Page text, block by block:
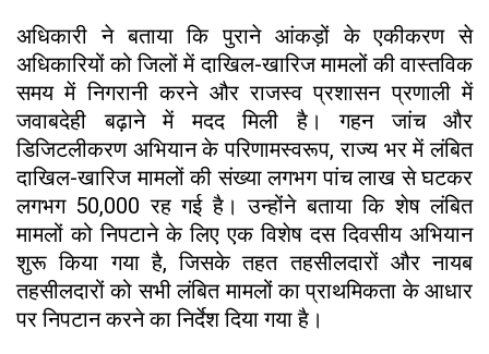
अधिकारी ने बताया कि पुराने आंकड़ों के एकीकरण से
अधिकारियों को जिलों में दाखिल-खारिज मामलों की वास्तविक
समय में निगरानी करने और राजस्व प्रशासन प्रणाली में
जवाबदेही बढ़ाने में मदद मिली है। गहन जांच और
डिजिटलीकरण अभियान के परिणामस्वरूप, राज्य भर में लंबित
दाखिल-खारिज मामलों की संख्या लगभग पांच लाख से घटकर
लगभग 50,000 रह गई है। उन्होंने बताया कि शेष लंबित
मामलों को निपटाने के लिए एक विशेष दस दिवसीय अभियान
शुरू किया गया है, जिसके तहत तहसीलदारों और नायब
तहसीलदारों को सभी लंबित मामलों का प्राथमिकता के आधार
पर निपटान करने का निर्देश दिया गया है।